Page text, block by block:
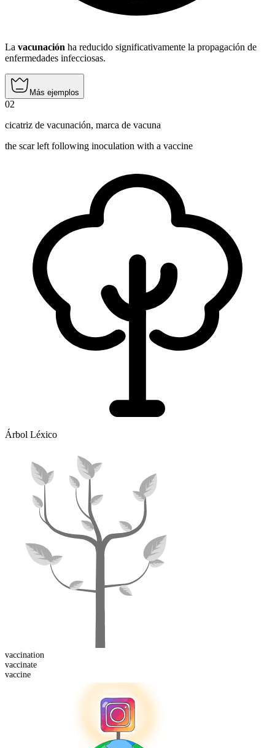
La vacunación ha reducido significativamente la propagación de
enfermedades infecciosas.
Más ejemplos
02
cicatriz de vacunación, marca de vacuna
the scar left following inoculation with a vaccine
Árbol Léxico
vaccination
vaccinate
vaccine